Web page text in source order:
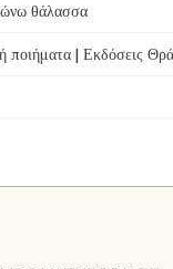
θάλασσα
| Εκδόσεις